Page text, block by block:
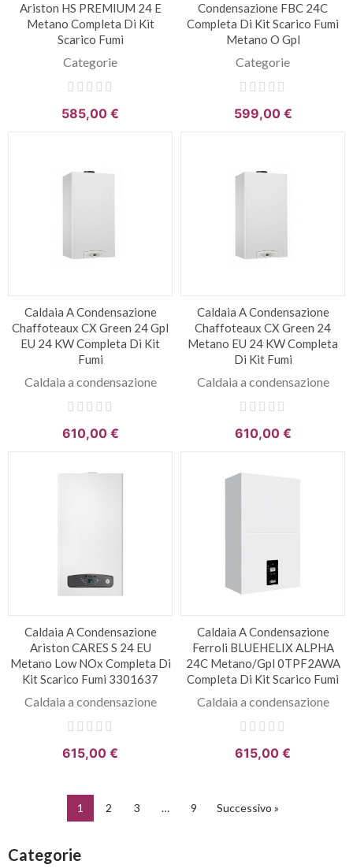
Ariston HS PREMIUM 24 E
Metano Completa Di Kit
Scarico Fumi
Categorie
585,00 €
Condensazione FBC 24C
Completa Di Kit Scarico Fumi
Metano O Gpl
Categorie
599,00 €
Caldaia A Condensazione
Chaffoteaux CX Green 24 Gpl
EU 24 KW Completa Di Kit
Fumi
Caldaia a condensazione
610,00 €
Caldaia A Condensazione
Chaffoteaux CX Green 24
Metano EU 24 KW Completa
Di Kit Fumi
Caldaia a condensazione
610,00 €
Caldaia A Condensazione
Ariston CARES S 24 EU
Metano Low NOx Completa Di
Kit Scarico Fumi 3301637
Caldaia a condensazione
615,00 €
Caldaia A Condensazione
Ferroli BLUEHELIX ALPHA
24C Metano/Gpl 0TPF2AWA
Completa Di Kit Scarico Fumi
Caldaia a condensazione
615,00 €
1 2 3 … 9 Successivo »
Categorie